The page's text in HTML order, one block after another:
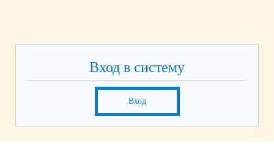
Вход в систему
Вход